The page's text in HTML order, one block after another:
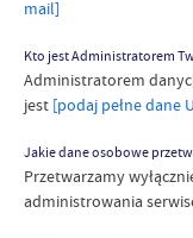
mail]
Kto jest Administratorem
Administratorem
jest [podaj pełne dane
Jakie dane osobowe
Przetwarzamy
administrowania